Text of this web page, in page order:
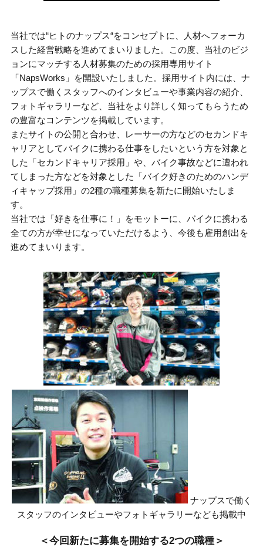
当社では“ヒトのナップス“をコンセプトに、人材へフォーカ
スした経営戦略を進めてまいりました。この度、当社のビジ
ョンにマッチする人材募集のための採用専用サイト
「NapsWorks」を開設いたしました。採用サイト内には、ナ
ップスで働くスタッフへのインタビューや事業内容の紹介、
フォトギャラリーなど、当社をより詳しく知ってもらうため
の豊富なコンテンツを掲載しています。
またサイトの公開と合わせ、レーサーの方などのセカンドキ
ャリアとしてバイクに携わる仕事をしたいという方を対象と
した「セカンドキャリア採用」や、バイク事故などに遭われ
てしまった方などを対象とした「バイク好きのためのハンデ
ィキャップ採用」の2種の職種募集を新たに開始いたしま
す。
当社では「好きを仕事に！」をモットーに、バイクに携わる
全ての方が幸せになっていただけるよう、今後も雇用創出を
進めてまいります。
ナップスで働く
スタッフのインタビューやフォトギャラリーなども掲載中
＜今回新たに募集を開始する2つの職種＞